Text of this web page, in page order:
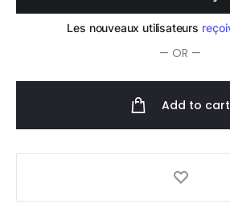
— OR —
Add to cart